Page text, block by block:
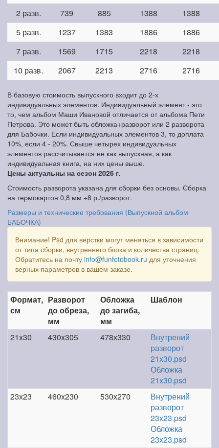
2 разв.
739 885 1388
1388
5 разв.
1237 1383 1886
1886
7 разв.
1569 1715 2218
2218
10 разв.
2067 2213 2716 2716
В базовую стоимость выпускного входит до 2-х
индивидуальных элементов. Индивидуальный элемент - это
то, чем альбом Маши Ивановой отличается от альбома Пети
Петрова. Это может быть обложка+разворот или 2 разворота
для Бабочки. Если индивидуальных элементов 3, то доплата
10%, если 4 - 20%. Свыше четырех индивидуальных
элементов рассчитывается не как выпускная, а как
индивидуальная книга, на них цены выше.
Цены актуальны на сезон 2026 г.
Стоимость разворота указана для сборки без основы. Сборка
на термокартон 0,8 мм +8 р./разворот.
Размеры и технические требования (Выпускной альбом
БАБОЧКА)
Внимание! Psd для верстки могут меняться в зависимости
от типа сборки, внутреннего блока и количества страниц.
Обратитесь на почту info@funfotobook.ru для уточнения
верных параметров в вашем заказе.
Формат,
см
Разворот
до обреза,
мм
Обложка
до загиба,
мм
Шаблон
21x30 430x305 478х330
Внутрений
разворот
21x30.psd
Обложка
21x30.psd
23x23
460x230 530х270
Внутрений
разворот
23x23.psd
Обложка
23x23.psd